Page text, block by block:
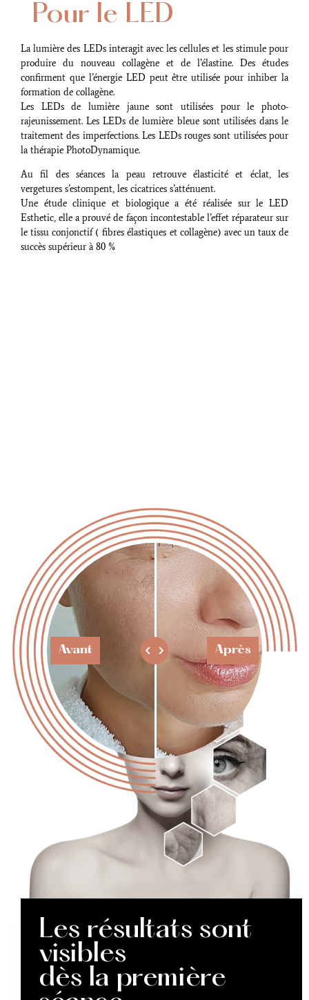
Pour le LED
La lumière des LEDs interagit avec les cellules et les stimule pour
produire du nouveau collagène et de l’élastine. Des études
confirment que l’énergie LED peut être utilisée pour inhiber la
formation de collagène.
Les LEDs de lumière jaune sont utilisées pour le photo-
rajeunissement. Les LEDs de lumière bleue sont utilisées dans le
traitement des imperfections. Les LEDs rouges sont utilisées pour
la thérapie PhotoDynamique.
Au fil des séances la peau retrouve élasticité et éclat, les
vergetures s’estompent, les cicatrices s’atténuent.
Une étude clinique et biologique a été réalisée sur le LED
Esthetic, elle a prouvé de façon incontestable l’effet réparateur sur
le tissu conjonctif ( fibres élastiques et collagène) avec un taux de
succès supérieur à 80 %
Les résultats sont
visibles
dès la première
Avant Après